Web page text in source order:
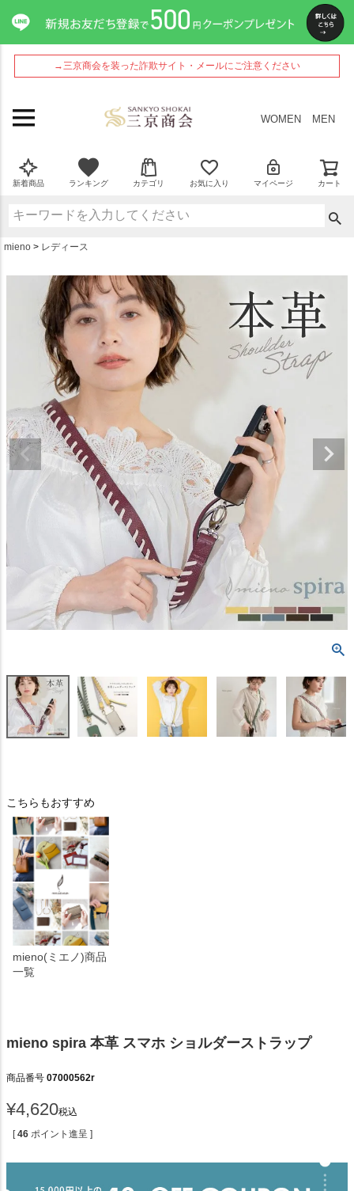
→三京商会を装った詐欺サイト・メールにご注意ください
WOMEN MEN
新着商品 ランキング カテゴリ お気に入り マイページ カート
mieno レディース
こちらもおすすめ
mieno(ミエノ)商品
一覧
mieno spira 本革 スマホ ショルダーストラップ
商品番号 07000562r
¥4,620税込
[ 46 ポイント進呈 ]
ペー
ジト
ップ
へ